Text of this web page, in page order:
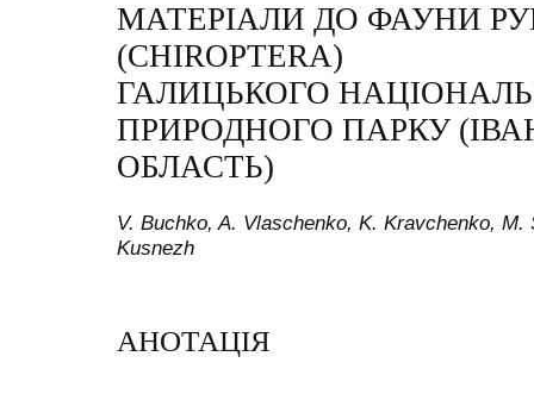
МАТЕРІАЛИ ДО ФАУНИ
(CHIROPTERA)
ГАЛИЦЬКОГО
ПРИРОДНОГО ПАРКУ
ОБЛАСТЬ)
V. Buchko, A. Vlaschenko, K. Kravchenko, M.
Kusnezh
АНОТАЦІЯ